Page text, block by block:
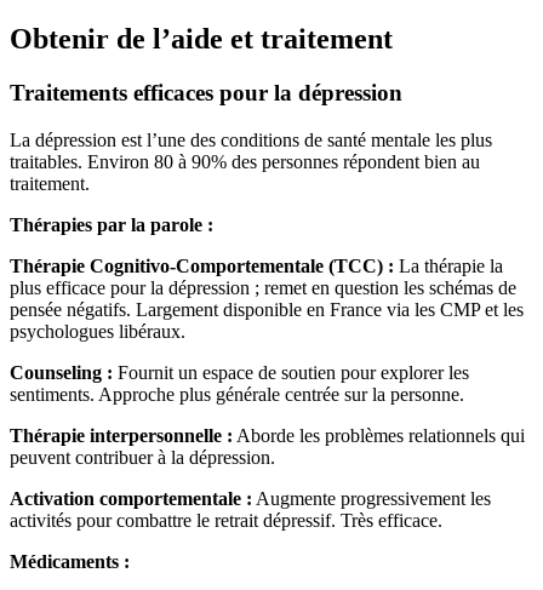
Obtenir de l’aide et traitement
Traitements efficaces pour la dépression
La dépression est l’une des conditions de santé mentale les plus
traitables. Environ 80 à 90% des personnes répondent bien au
traitement.
Thérapies par la parole :
Thérapie Cognitivo-Comportementale (TCC) : La thérapie la
plus efficace pour la dépression ; remet en question les schémas de
pensée négatifs. Largement disponible en France via les CMP et les
psychologues libéraux.
Counseling : Fournit un espace de soutien pour explorer les
sentiments. Approche plus générale centrée sur la personne.
Thérapie interpersonnelle : Aborde les problèmes relationnels qui
peuvent contribuer à la dépression.
Activation comportementale : Augmente progressivement les
activités pour combattre le retrait dépressif. Très efficace.
Médicaments :